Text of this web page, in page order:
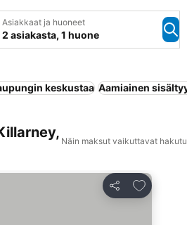
Asiakkaat ja huoneet
2 asiakasta, 1 huone
keskustaa Aamiainen
Näin maksut vaikuttavat
Jaa
Lisää